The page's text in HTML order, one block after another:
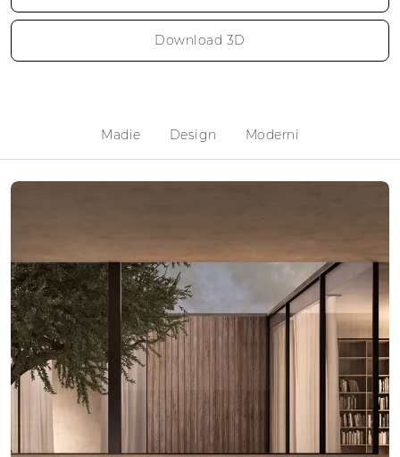
Download 3D
Madie Design Moderni